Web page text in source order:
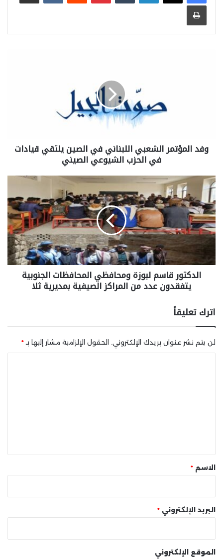
طباعة
وفد المؤتمر الشعبي اللبناني في الصين يلتقي قيادات
في الحزب الشيوعي الصيني
الدكتور قاسم لبوزة ومحافظي المحافظات الجنوبية
يتفقدون عدد من المراكز الصيفية بمديرية ثلا
اترك تعليقاً
لن يتم نشر عنوان بريدك الإلكتروني. الحقول الإلزامية مشار إليها بـ *
* الاسم *
البريد الإلكتروني *
الموقع الإلكتروني